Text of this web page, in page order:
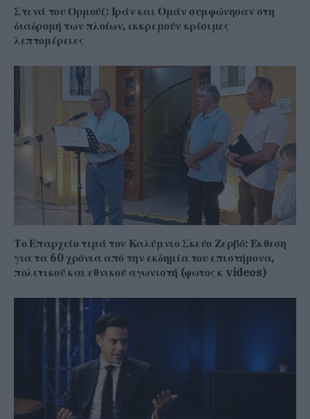
Στενά του Ορμούζ: Ιράν και Ομάν συμφώνησαν στη
διαδρομή των πλοίων, εκκρεμούν κρίσιμες
λεπτομέρειες
Το Επαρχείο τιμά τον Καλύμνιο Σκεύο Ζερβό: Έκθεση
για τα 60 χρόνια από την εκδημία του επιστήμονα,
πολιτικού και εθνικού αγωνιστή (φωτος κ videos)